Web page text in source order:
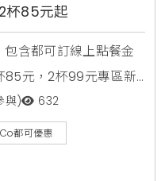
杯85元起
含都可訂線上點餐金
85元，2杯99元專區新
咖啡買1送1，8月5日
送1優惠。
與) 632
都可優惠